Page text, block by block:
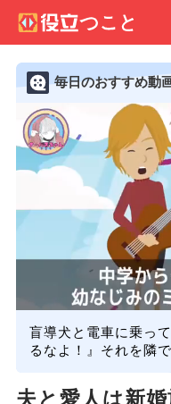
毎日のおすすめ動
盲導犬と電車に乗っ
るなよ！』それを隣
夫と愛人は新